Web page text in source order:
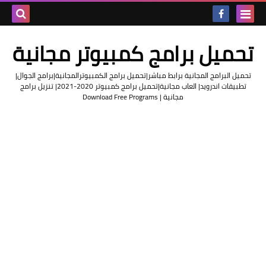
المدونة
تحميل برامج كمبيوتر مجانية
تحميل البرامج المجانية برابط مباشر|تحميل برامج الكمبيوترالمجانية|برامج الجوال|
تطبيقات اندرويد| العاب مجانية|تحميل برامج كمبيوتر 2020-2021| تنزيل برامج
مجانية | Download Free Programs